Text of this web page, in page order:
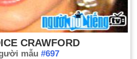
CRAWFORD
mẫu #697